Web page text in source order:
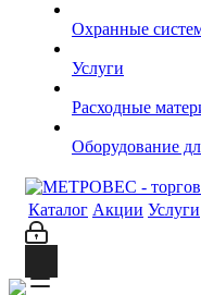
Охранные
Услуги
Расходные
Оборудование
Каталог Акции Услуги